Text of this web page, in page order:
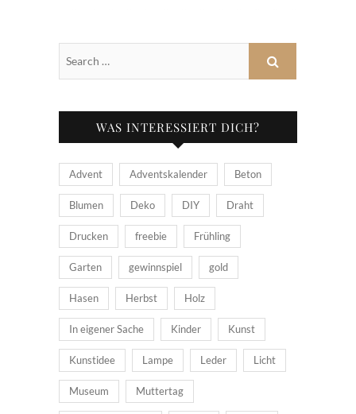
WAS INTERESSIERT DICH?
Advent Adventskalender Beton
Blumen Deko DIY Draht
Drucken freebie Frühling
Garten gewinnspiel gold
Hasen Herbst Holz
In eigener Sache Kinder Kunst
Kunstidee Lampe Leder Licht
Museum Muttertag